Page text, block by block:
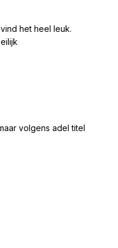
het heel leuk.
volgens adel titel